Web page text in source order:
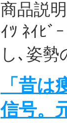
商品説
ｲﾂ ﾈｲﾋﾞ
し､姿勢
「昔
信号。